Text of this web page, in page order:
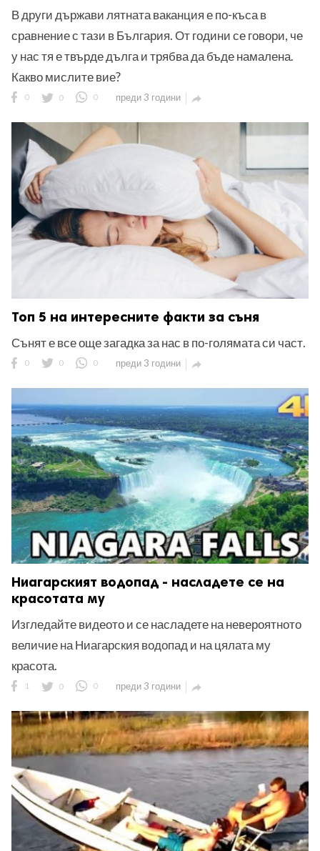
В други държави лятната ваканция е по-къса в
сравнение с тази в България. От години се говори, че
у нас тя е твърде дълга и трябва да бъде намалена.
Какво мислите вие?
0 0 0 преди 3 години 
Топ 5 на интересните факти за съня
Сънят е все още загадка за нас в по-голямата си част.
0 0 0 преди 3 години 
Ниагарският водопад - насладете се на
красотата му
Изгледайте видеото и се насладете на невероятното
величие на Ниагарския водопад и на цялата му
красота.
1 0 0 преди 3 години 